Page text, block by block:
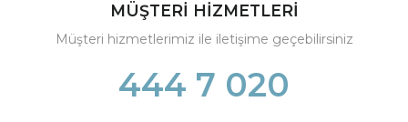
MÜŞTERİ HİZMETLERİ
Müşteri hizmetlerimiz ile iletişime geçebilirsiniz
444 7 020